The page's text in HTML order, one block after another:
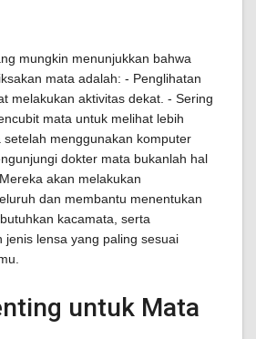
mungkin menunjukkan bahwa
mata adalah: - Penglihatan
melakukan aktivitas dekat. - Sering
mata untuk melihat lebih
setelah menggunakan komputer
dokter mata bukanlah hal
akan melakukan
dan membantu menentukan
kacamata, serta
jenis lensa yang paling sesuai
untuk Mata